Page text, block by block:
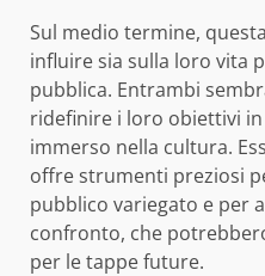
Sul medio termine,
influire sia sulla loro vita
pubblica. Entrambi
ridefinire i loro obiettivi
immerso nella cultura.
offre strumenti preziosi
pubblico variegato e per
confronto, che
per le tappe future.